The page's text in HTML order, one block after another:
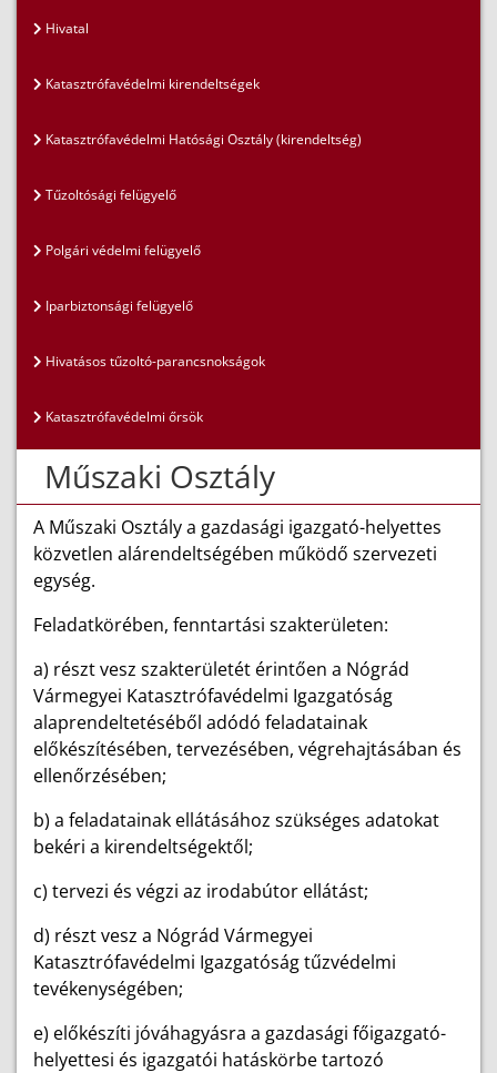
Hivatal
Katasztrófavédelmi kirendeltségek
Katasztrófavédelmi Hatósági Osztály (kirendeltség)
Tűzoltósági felügyelő
Polgári védelmi felügyelő
Iparbiztonsági felügyelő
Hivatásos tűzoltó-parancsnokságok
Katasztrófavédelmi őrsök
Műszaki Osztály
A Műszaki Osztály a gazdasági igazgató-helyettes
közvetlen alárendeltségében működő szervezeti
egység.
Feladatkörében, fenntartási szakterületen:
a) részt vesz szakterületét érintően a Nógrád
Vármegyei Katasztrófavédelmi Igazgatóság
alaprendeltetéséből adódó feladatainak
előkészítésében, tervezésében, végrehajtásában és
ellenőrzésében;
b) a feladatainak ellátásához szükséges adatokat
bekéri a kirendeltségektől;
c) tervezi és végzi az irodabútor ellátást;
d) részt vesz a Nógrád Vármegyei
Katasztrófavédelmi Igazgatóság tűzvédelmi
tevékenységében;
e) előkészíti jóváhagyásra a gazdasági főigazgató-
helyettesi és igazgatói hatáskörbe tartozó